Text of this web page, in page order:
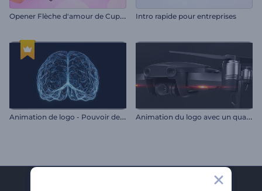
O
pener Flèche d'amour de Cupidon Intro rapide pour entreprises
A
nimation de logo - Pouvoir de l'IA A
nimation du logo avec un quadrirotor